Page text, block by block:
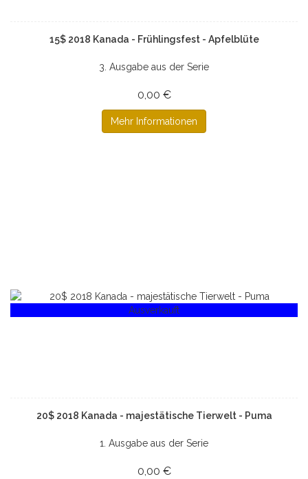
15$ 2018 Kanada - Frühlingsfest - Apfelblüte
3. Ausgabe aus der Serie
0,00 €
Mehr Informationen
Ausverkauft
20$ 2018 Kanada - majestätische Tierwelt - Puma
1. Ausgabe aus der Serie
0,00 €